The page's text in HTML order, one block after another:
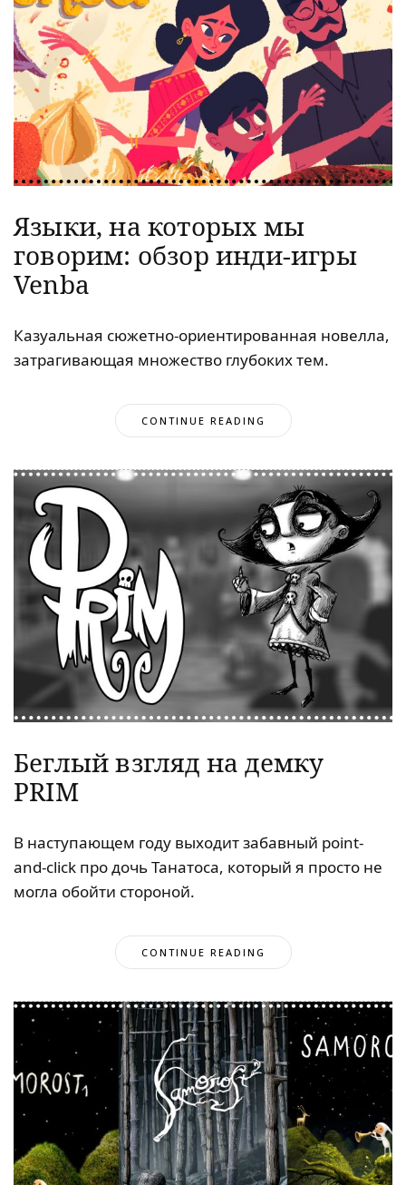
Языки, на которых мы
говорим: обзор инди-игры
Venba
Казуальная сюжетно-ориентированная новелла,
затрагивающая множество глубоких тем.
CONTINUE READING
Беглый взгляд на демку
PRIM
В наступающем году выходит забавный point-
and-click про дочь Танатоса, который я просто не
могла обойти стороной.
CONTINUE READING